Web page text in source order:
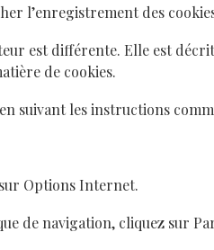
l’enregistrement des
est différente. Elle est
de cookies.
suivant les instructions
Options Internet.
de navigation, cliquez sur